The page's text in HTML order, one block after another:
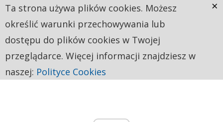
Ta strona używa plików cookies. Możesz
określić warunki przechowywania lub
dostępu do plików cookies w Twojej
przeglądarce. Więcej informacji znajdziesz w
naszej: Polityce Cookies
×